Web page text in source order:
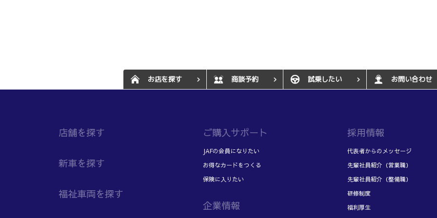
お店を探す 商談予約 試乗したい お問い合わせ
店舗を探す
新車を探す
福祉車両を探す
ご購入サポート
JAFの会員になりたい
お得なカードをつくる
保険に入りたい
企業情報
採用情報
代表者からのメッセージ
先輩社員紹介（営業職）
先輩社員紹介（整備職）
研修制度
福利厚生